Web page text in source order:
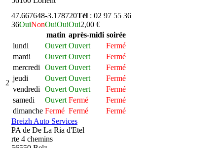
2
47.667648-3.178720Tél : 02 97 55 36
36OuiNonOuiOuiOui2,00 €
matin après-midi soirée
lundi
Ouvert Ouvert
Fermé
mardi
Ouvert Ouvert
Fermé
mercredi
Ouvert Ouvert
Fermé
jeudi
Ouvert Ouvert
Fermé
vendredi
Ouvert Ouvert
Fermé
samedi
Ouvert Fermé
Fermé
dimanche Fermé Fermé
Fermé
Breizh Auto Services
PA de De La Ria d'Etel
rte 4 chemins